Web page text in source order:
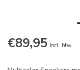
€89,95 Incl. btw